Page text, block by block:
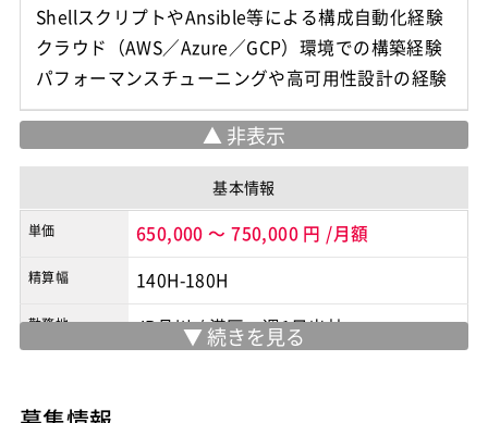
ShellスクリプトやAnsible等による構成自動化経験
クラウド（AWS／Azure／GCP）環境での構築経験
パフォーマンスチューニングや高可用性設計の経験
基本情報
単価 650,000 ～750,000 円 /月額
精算幅 140H-180H
勤務地 JR品川/港区 週1日出社
※実際の勤務地は応募時にご確認下さい